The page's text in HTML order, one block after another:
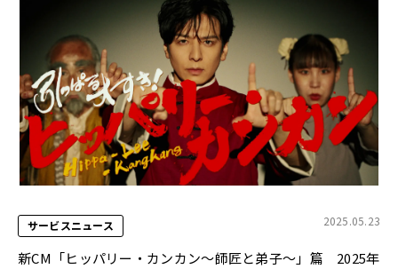
サービスニュース 2025.05.23
新CM「ヒッパリー・カンカン～師匠と弟子～」篇 2025年